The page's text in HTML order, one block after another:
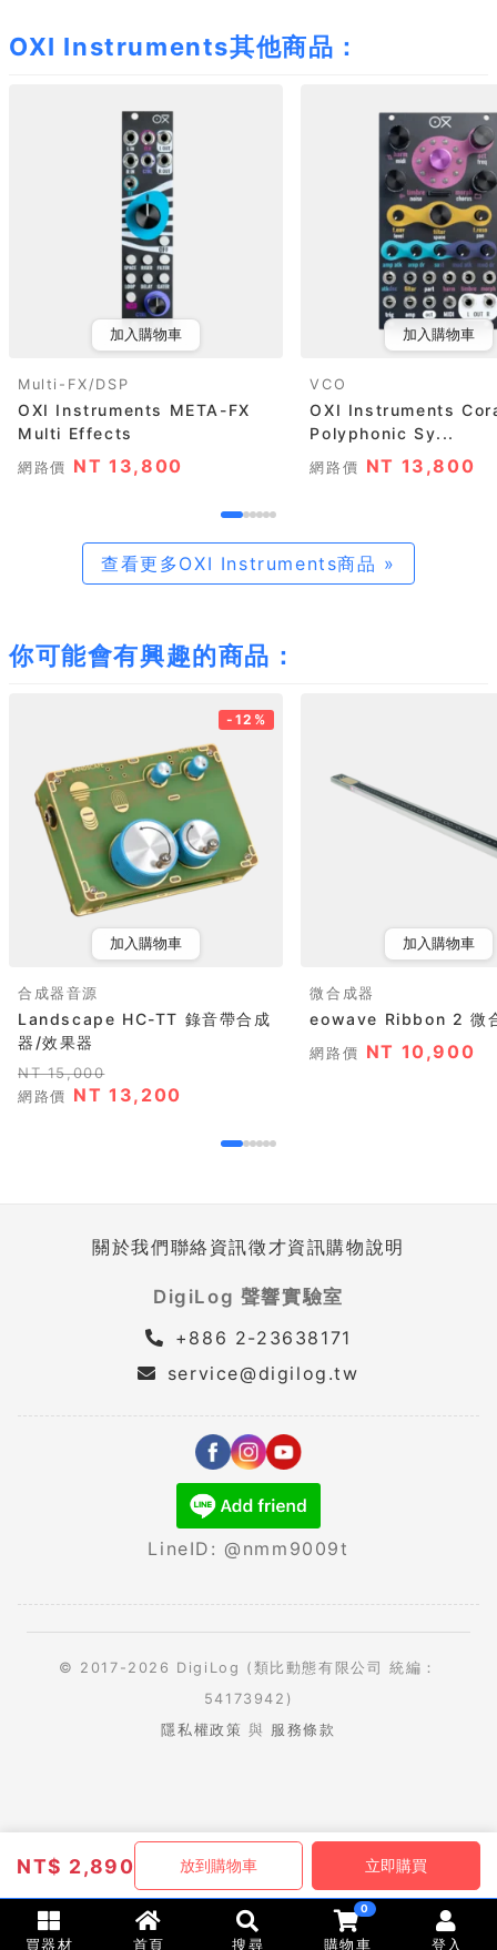
NT$ 2,890 放到購物車 立即購買
OXI Instruments其他商品：
加入購物車
Multi-FX/DSP
OXI Instruments META-FX
Multi Effects
網路價 NT 13,800
加入購物車
VCO
OXI Instruments
Polyphonic Sy...
網路價 NT 13,800
查看更多OXI Instruments商品 »
你可能會有興趣的商品：
-12%
加入購物車
合成器音源
Landscape HC-TT 錄音帶合成
器/效果器
NT 15,000
網路價 NT 13,200
加入購物車
微合成器
eowave Ribbon 2
網路價 NT 10,900
關於我們聯絡資訊徵才資訊購物說明
DigiLog 聲響實驗室
+886 2-23638171
service@digilog.tw
LineID: @nmm9009t
© 2017-2026 DigiLog (類比動態有限公司 統編：
54173942)
隱私權政策 與 服務條款
買器材 首頁 搜尋
0
購物車 登入